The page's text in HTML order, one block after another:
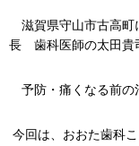
滋賀県守山市古高町
長 歯科医師の太田貴
予防・痛くなる前の
今回は、おおた歯科